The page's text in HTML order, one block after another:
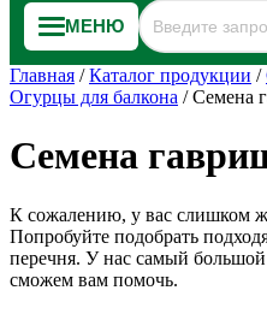
МЕНЮ
Главная /Каталог продукции /
Огурцы для балкона /Семена
Семена
К сожалению, у вас слишком
Попробуйте подобрать
перечня. У нас самый
сможем вам помочь.